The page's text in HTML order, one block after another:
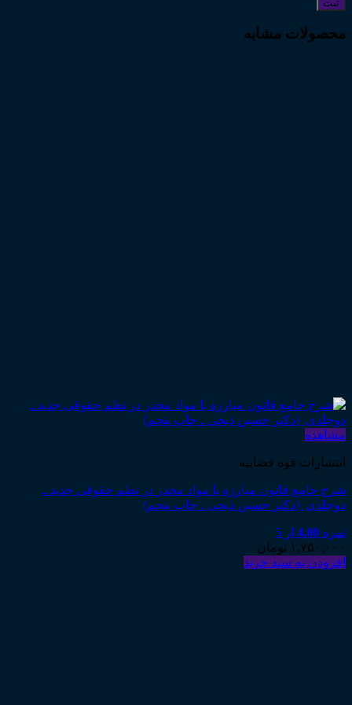
محصولات مشابه
مشاهده
انتشارات قوه قضاییه
شرح جامع قانون مبارزه با مواد مخدر در نظم حقوقی جدید ـ
دوجلدی (دکتر حسین ذبحی ـ چاپ پنجم)
نمره 4.00 از 5
۱,۷۵۰,۰۰۰ تومان
افزودن به سبد خرید